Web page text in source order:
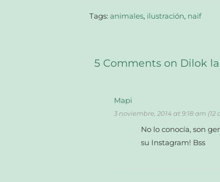
Tags: animales, ilustración, naif
5 Comments on Dilok
Mapi
3 noviembre, 2014 at 9:18 am (12
No lo conocía, son
su Instagram! Bss